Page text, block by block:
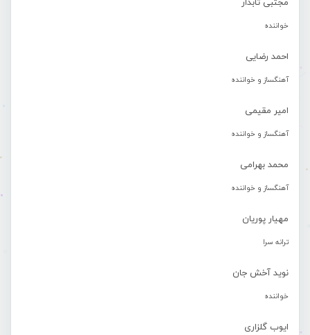
مجتبی تابدار
خواننده
احمد رضایی
آهنگساز و خواننده
امیر مقیمی
آهنگساز و خواننده
محمد بهرامی
آهنگساز و خواننده
مهیار پوریان
ترانه سرا
نوید آخش جان
خواننده
ایوب گلزاری